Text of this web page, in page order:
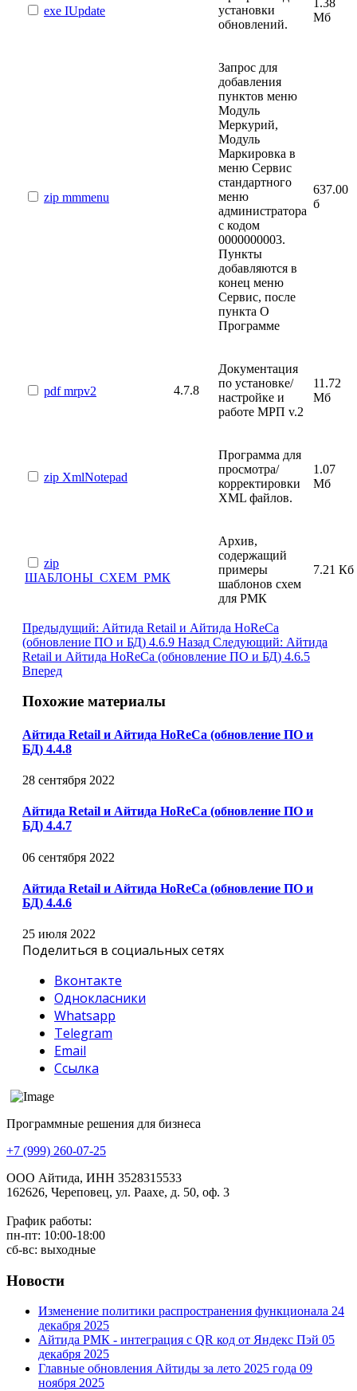
exe IUpdate
установки
обновлений.
Мб
zip mmmenu
Запрос для
добавления
пунктов меню
Модуль
Меркурий,
Модуль
Маркировка в
меню Сервис
стандартного
меню
администратора
с кодом
0000000003.
Пункты
добавляются в
конец меню
Сервис, после
пункта О
Программе
637.00
б
pdf mrpv2 4.7.8
Документация
по установке/
настройке и
работе МРП v.2
11.72
Мб
zip XmlNotepad
Программа для
просмотра/
корректировки
XML файлов.
1.07
Мб
zip
ШАБЛОНЫ_СХЕМ_РМК
Архив,
содержащий
примеры
шаблонов схем
для РМК
7.21 Кб
Предыдущий: Айтида Retail и Айтида HoReCa
(обновление ПО и БД) 4.6.9 Назад Следующий: Айтида
Retail и Айтида HoReCa (обновление ПО и БД) 4.6.5
Вперед
Похожие материалы
Айтида Retail и Айтида HoReCa (обновление ПО и
БД) 4.4.8
28 сентября 2022
Айтида Retail и Айтида HoReCa (обновление ПО и
БД) 4.4.7
06 сентября 2022
Айтида Retail и Айтида HoReCa (обновление ПО и
БД) 4.4.6
25 июля 2022
Поделиться в социальных сетях
Вконтакте
Однокласники
Whatsapp
Telegram
Email
Ссылка
Программные решения для бизнеса
+7 (999) 260-07-25
ООО Айтида, ИНН 3528315533
162626, Череповец, ул. Раахе, д. 50, оф. 3
График работы:
пн-пт: 10:00-18:00
сб-вс: выходные
Новости
Изменение политики распространения функционала 24
декабря 2025
Айтида РМК - интеграция с QR код от Яндекс Пэй 05
декабря 2025
Главные обновления Айтиды за лето 2025 года 09
ноября 2025